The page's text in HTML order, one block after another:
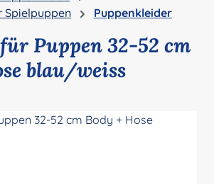
Spielpuppen
Puppenkleider
Puppen 32-52 cm
blau/weiss